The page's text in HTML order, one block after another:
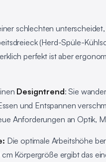
schlechten
(Herd-Spüle-
perfekt ist aber
Designtrend: Sie
und Entspannen
Anforderungen an Optik,
Die optimale Arbeitshöhe
Körpergröße ergibt das